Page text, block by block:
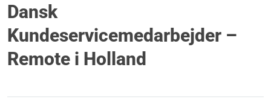
Dansk
Kundeservicemedarbejder –
Remote i Holland